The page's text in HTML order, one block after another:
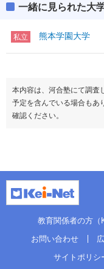
一緒に見られた大
私立 熊本学園大学
本内容は、河合塾にて調査
予定を含んでいる場合もあ
確認ください。
教育関係者の方（
お問い合わせ
サイトポリシ